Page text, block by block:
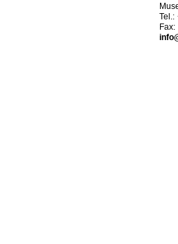
Tel.: